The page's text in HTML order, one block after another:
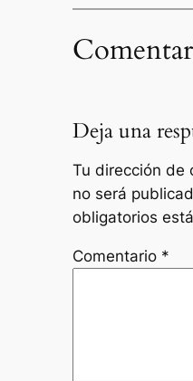
Deja una
Tu dirección de
no será
obligatorios
Comentario *